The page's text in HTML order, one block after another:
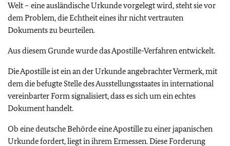
Welt – eine ausländische Urkunde vorgelegt wird, steht sie vor
dem Problem, die Echtheit eines ihr nicht vertrauten
Dokuments zu beurteilen.
Aus diesem Grunde wurde das Apostille-Verfahren entwickelt.
Die Apostille ist ein an der Urkunde angebrachter Vermerk, mit
dem die befugte Stelle des Ausstellungsstaates in international
vereinbarter Form signalisiert, dass es sich um ein echtes
Dokument handelt.
Ob eine deutsche Behörde eine Apostille zu einer japanischen
Urkunde fordert, liegt in ihrem Ermessen. Diese Forderung